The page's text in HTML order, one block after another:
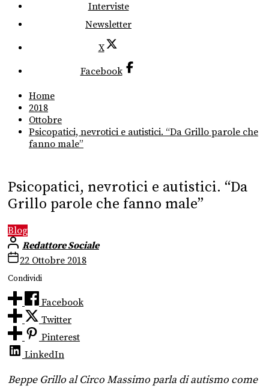
Interviste
Newsletter
X
Facebook
Home
2018
Ottobre
Psicopatici, nevrotici e autistici. “Da Grillo parole che
fanno male”
Psicopatici, nevrotici e autistici. “Da
Grillo parole che fanno male”
Blog
Redattore Sociale
22 Ottobre 2018
Condividi
Facebook
Twitter
Pinterest
LinkedIn
Beppe Grillo al Circo Massimo parla di autismo come